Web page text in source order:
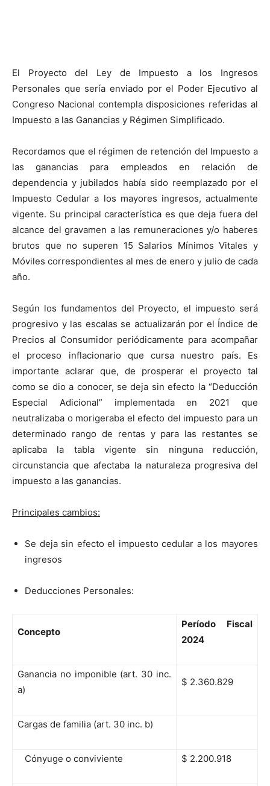
El Proyecto del Ley de Impuesto a los Ingresos
Personales que sería enviado por el Poder Ejecutivo al
Congreso Nacional contempla disposiciones referidas al
Impuesto a las Ganancias y Régimen Simplificado.
Recordamos que el régimen de retención del Impuesto a
las ganancias para empleados en relación de
dependencia y jubilados había sido reemplazado por el
Impuesto Cedular a los mayores ingresos, actualmente
vigente. Su principal característica es que deja fuera del
alcance del gravamen a las remuneraciones y/o haberes
brutos que no superen 15 Salarios Mínimos Vitales y
Móviles correspondientes al mes de enero y julio de cada
año.
Según los fundamentos del Proyecto, el impuesto será
progresivo y las escalas se actualizarán por el Índice de
Precios al Consumidor periódicamente para acompañar
el proceso inflacionario que cursa nuestro país. Es
importante aclarar que, de prosperar el proyecto tal
como se dio a conocer, se deja sin efecto la “Deducción
Especial Adicional” implementada en 2021 que
neutralizaba o morigeraba el efecto del impuesto para un
determinado rango de rentas y para las restantes se
aplicaba la tabla vigente sin ninguna reducción,
circunstancia que afectaba la naturaleza progresiva del
impuesto a las ganancias.
Principales cambios:
Se deja sin efecto el impuesto cedular a los mayores
ingresos
Deducciones Personales:
Concepto
Período Fiscal
2024
Ganancia no imponible (art. 30 inc.
a)
$ 2.360.829
Cargas de familia (art. 30 inc. b)
Cónyuge o conviviente $ 2.200.918